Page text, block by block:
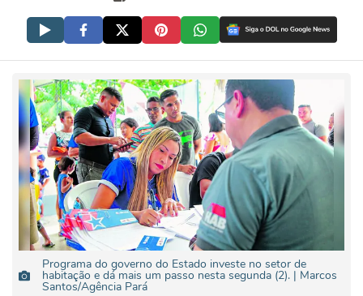
Programa do governo do Estado investe no setor de
habitação e dá mais um passo nesta segunda (2). | Marcos
Santos/Agência Pará